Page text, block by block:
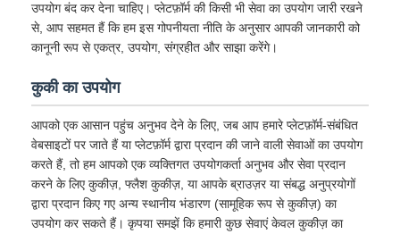
उपयोग बंद कर देना चाहिए। प्लेटफ़ॉर्म की किसी भी सेवा का उपयोग जारी रखने
से, आप सहमत हैं कि हम इस गोपनीयता नीति के अनुसार आपकी जानकारी को
कानूनी रूप से एकत्र, उपयोग, संग्रहीत और साझा करेंगे।
कुकी का उपयोग
आपको एक आसान पहुंच अनुभव देने के लिए, जब आप हमारे प्लेटफ़ॉर्म-संबंधित
वेबसाइटों पर जाते हैं या प्लेटफ़ॉर्म द्वारा प्रदान की जाने वाली सेवाओं का उपयोग
करते हैं, तो हम आपको एक व्यक्तिगत उपयोगकर्ता अनुभव और सेवा प्रदान
करने के लिए कुकीज़, फ्लैश कुकीज़, या आपके ब्राउज़र या संबद्ध अनुप्रयोगों
द्वारा प्रदान किए गए अन्य स्थानीय भंडारण (सामूहिक रूप से कुकीज़) का
उपयोग कर सकते हैं। कृपया समझें कि हमारी कुछ सेवाएं केवल कुकीज़ का